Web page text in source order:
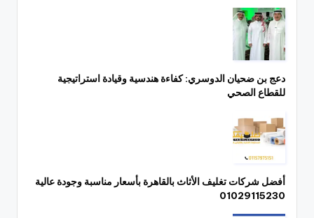
دعج بن ضحيان الدوسري: كفاءة هندسية وقيادة استراتيجية
للقطاع الصحي
أفضل شركات تغليف الأثاث بالقاهرة بأسعار مناسبة وجودة عالية
01029115230